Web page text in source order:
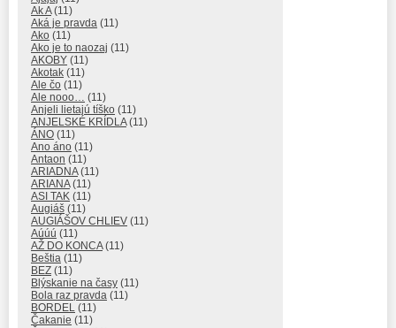
Ak A(11)
Aká je pravda (11)
Ako (11)
Ako je to naozaj (11)
AKOBY (11)
Akotak (11)
Ale čo (11)
Ale nooo… (11)
Anjeli lietajú tíško (11)
ANJELSKÉ KRÍDLA(11)
ÁNO (11)
Ano áno (11)
Antaon (11)
ARIADNA(11)
ARIANA(11)
ASI TAK (11)
Augiáš (11)
AUGIÁŠOV CHLIEV (11)
Aúúú (11)
AŽ DO KONCA(11)
Beštia (11)
BEZ (11)
Blýskanie na časy (11)
Bola raz pravda (11)
BORDEL (11)
Čakanie (11)